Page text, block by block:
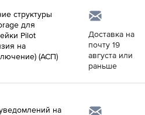
структуры
для
Pilot
на
(АСП)
Доставка на
почту 19
августа или
раньше
на